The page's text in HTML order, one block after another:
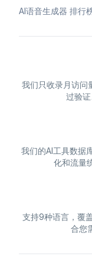
AI语音生成器 排行
我们只收录月访问
过验证
我们的AI工具数据
化和流量
支持9种语言，覆
合您